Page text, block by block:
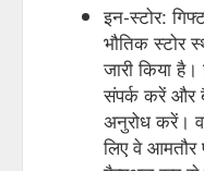
इन-स्टोर:
भौतिक स्टोर
जारी किया
संपर्क करें और
अनुरोध करें।
लिए वे आमतौर